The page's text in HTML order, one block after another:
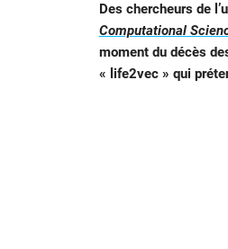
Des chercheurs de
Computational
moment du décès
« life2vec » qui